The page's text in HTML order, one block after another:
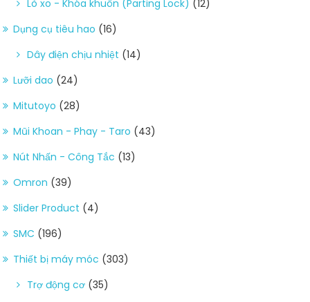
Lò xo - Khóa khuôn (Parting Lock) (12)
Dụng cụ tiêu hao (16)
Dây điện chịu nhiệt (14)
Lưỡi dao (24)
Mitutoyo (28)
Mũi Khoan - Phay - Taro (43)
Nút Nhấn - Công Tắc (13)
Omron (39)
Slider Product (4)
SMC (196)
Thiết bị máy móc (303)
Trợ động cơ (35)